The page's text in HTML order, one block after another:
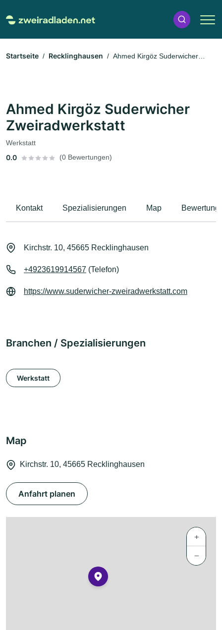
Startseite Recklinghausen
Ahmed Kirgöz Suderwicher
Ahmed Kirgöz Suderwicher
Zweiradwerkstatt
Werkstatt
0.0 (0 Bewertungen)
Kontakt Spezialisierungen Map
Kirchstr. 10, 45665 Recklinghausen
+4923619914567 (Telefon)
https://www.suderwicher-zweiradwerkstatt.com
Branchen / Spezialisierungen
Werkstatt
Map
Kirchstr. 10, 45665 Recklinghausen
Anfahrt planen
+
−